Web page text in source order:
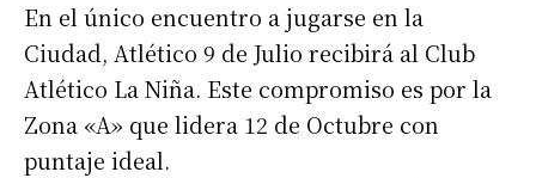
En el único encuentro a jugarse en la
Ciudad, Atlético 9 de Julio recibirá al Club
Atlético La Niña. Este compromiso es por la
Zona «A» que lidera 12 de Octubre con
puntaje ideal.